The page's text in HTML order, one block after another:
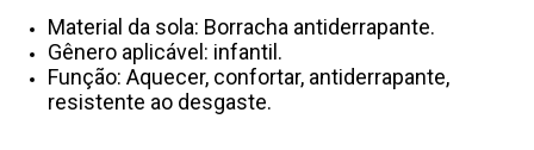
Material da sola: Borracha antiderrapante.
Gênero aplicável: infantil.
Função: Aquecer, confortar, antiderrapante,
resistente ao desgaste.